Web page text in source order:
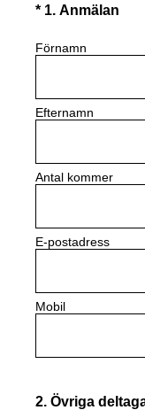
* 1. Anmälan
(Obligatoriskt)
Förnamn
Efternamn
Antal kommer
E-postadress
Mobil
2. Övriga